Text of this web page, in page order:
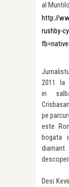
al
http://
rushby-
2011 la
in
pe
este
bogata
Desi